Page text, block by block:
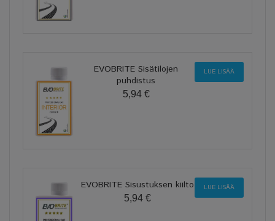
EVOBRITE Sisätilojen
puhdistus
5,94 €
LUE LISÄÄ
EVOBRITE Sisustuksen kiilto
5,94 €
LUE LISÄÄ